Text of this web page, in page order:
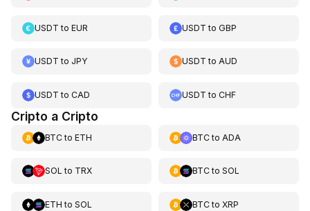
USDT to EUR USDT toGBP
USDT to JPY USDT toAUD
USDT to CAD USDT toCHF
Cripto a Cripto
BTCto ETH BTCto ADA
SOL to TRX BTCto SOL
ETH to SOL BTCto XRP